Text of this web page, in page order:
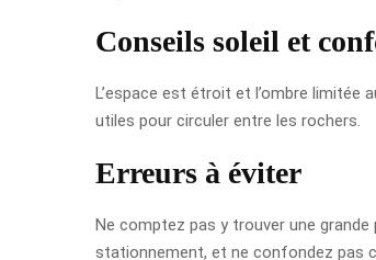
Conseils soleil et
L’espace est étroit et l’ombre limitée
utiles pour circuler entre les rochers.
Erreurs à éviter
Ne comptez pas y trouver une grande
stationnement, et ne confondez pas